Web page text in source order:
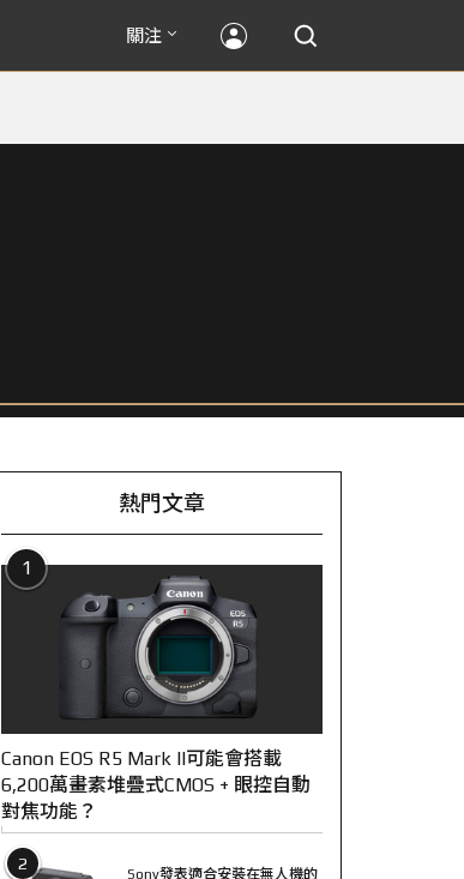
關注
熱門文章
1
Canon EOS R5 Mark II可能會搭載
6,200萬畫素堆疊式CMOS + 眼控自動
對焦功能？
2
Sony發表適合安裝在無人機的